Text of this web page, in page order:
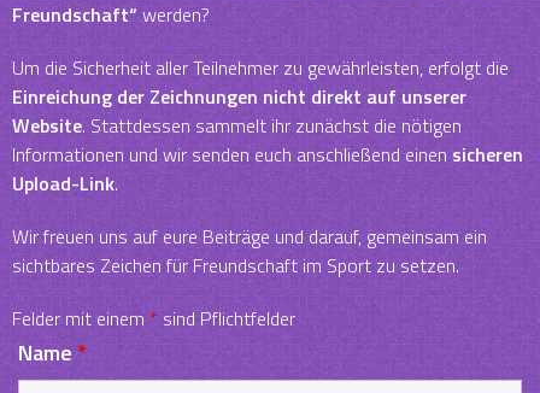
Freundschaft“werden?
Um die Sicherheit aller Teilnehmer zu gewährleisten, erfolgt die
Einreichung der Zeichnungen nicht direkt auf unserer
Website. Stattdessen sammelt ihr zunächst die nötigen
Informationen und wir senden euch anschließend einen sicheren
Upload-Link.
Wir freuen uns auf eure Beiträge und darauf, gemeinsam ein
sichtbares Zeichen für Freundschaft im Sport zu setzen.
Felder mit einem *sind Pflichtfelder
Name*